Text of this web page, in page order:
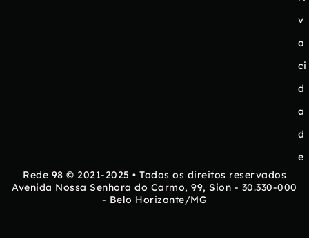
v
a
ci
d
a
d
e
Rede 98 © 2021-2025 • Todos os direitos reservados
Avenida Nossa Senhora do Carmo, 99, Sion - 30.330-000
- Belo Horizonte/MG